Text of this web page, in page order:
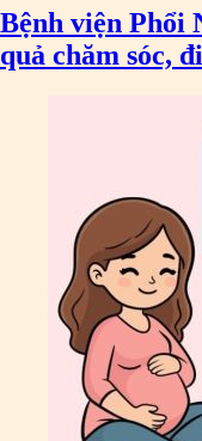
Bệnh viện Phổi
quả chăm sóc,